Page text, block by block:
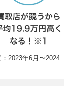
2023年6月〜2024